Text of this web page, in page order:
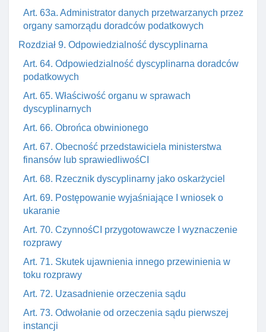
Art. 63a. Administrator danych przetwarzanych przez
organy samorządu doradców podatkowych
Rozdział 9. Odpowiedzialność dyscyplinarna
Art. 64. Odpowiedzialność dyscyplinarna doradców
podatkowych
Art. 65. Właściwość organu w sprawach
dyscyplinarnych
Art. 66. Obrońca obwinionego
Art. 67. Obecność przedstawiciela ministerstwa
finansów lub sprawiedliwośCI
Art. 68. Rzecznik dyscyplinarny jako oskarżyciel
Art. 69. Postępowanie wyjaśniające I wniosek o
ukaranie
Art. 70. CzynnośCI przygotowawcze I wyznaczenie
rozprawy
Art. 71. Skutek ujawnienia innego przewinienia w
toku rozprawy
Art. 72. Uzasadnienie orzeczenia sądu
Art. 73. Odwołanie od orzeczenia sądu pierwszej
instancji